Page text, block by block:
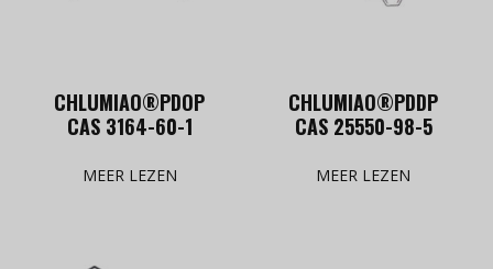
CHLUMIAO®PDOP
CAS 3164-60-1
MEER LEZEN
CHLUMIAO®PDDP
CAS 25550-98-5
MEER LEZEN